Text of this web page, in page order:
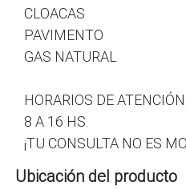
CLOACAS
PAVIMENTO
GAS NATURAL
HORARIOS DE
8 A 16 HS.
¡TU CONSULTA NO ES
Ubicación del producto